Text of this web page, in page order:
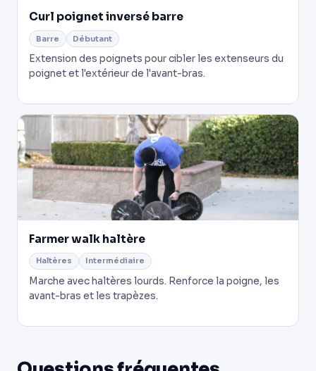
Curl poignet inversé barre
Barre Débutant
Extension des poignets pour cibler les extenseurs du
poignet et l'extérieur de l'avant-bras.
Farmer walk haltère
Haltères Intermédiaire
Marche avec haltères lourds. Renforce la poigne, les
avant-bras et les trapèzes.